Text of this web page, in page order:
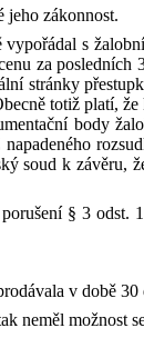
jeho zákonnost.
vypořádal s
za
stránky
totiž platí,
body
napadeného
soud k závěru,
§ 3odst. 1
v době 30
neměl možnost